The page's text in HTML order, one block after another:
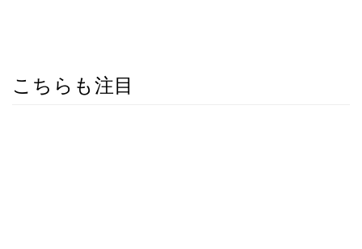
こちらも注目